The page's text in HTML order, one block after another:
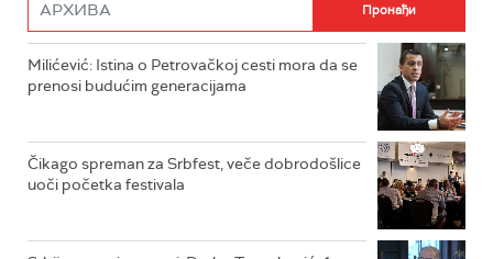
Milićević: Istina o Petrovačkoj cesti mora da se
prenosi budućim generacijama
Čikago spreman za Srbfest, veče dobrodošlice
uoči početka festivala